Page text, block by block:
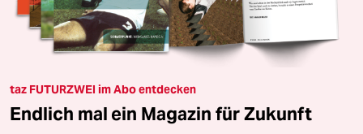
taz FUTURZWEI im Abo entdecken
Endlich mal ein Magazin für Zukunft